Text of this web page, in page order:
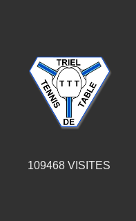
109468 VISITES